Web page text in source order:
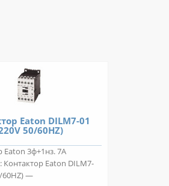
Eaton DILM7-01
50/60HZ)
Eaton 3ф+1нз. 7А
Контактор Eaton DILM7-
60HZ) —